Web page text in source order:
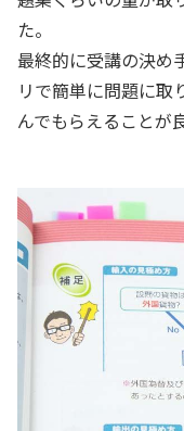
た。
最終的に受講の決め
リで簡単に問題に取
んでもらえることが